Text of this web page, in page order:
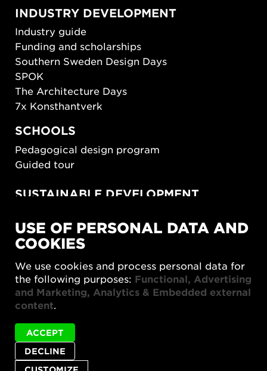
INDUSTRY DEVELOPMENT
Industry guide
Funding and scholarships
Southern Sweden Design Days
SPOK
The Architecture Days
7x Konsthantverk
SCHOOLS
Pedagogical design program
Guided tour
SUSTAINABLE DEVELOPMENT
SUSTAINORDIC
Share Future Living
What Matter_s
Privacy policy
Cookie settings
USE OF PERSONAL DATA AND
COOKIES
We use cookies and process personal data for
the following purposes: Functional, Advertising
and Marketing, Analytics & Embedded external
content.
DECLINE
ACCEPT